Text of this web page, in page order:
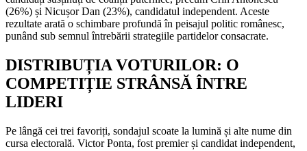
(26%) și Nicușor Dan (23%), candidatul independent. Aceste
rezultate arată o schimbare profundă în peisajul politic românesc,
punând sub semnul întrebării strategiile partidelor consacrate.
DISTRIBUȚIA VOTURILOR: O
COMPETIȚIE STRÂNSĂ ÎNTRE
LIDERI
Pe lângă cei trei favoriți, sondajul scoate la lumină și alte nume din
cursa electorală. Victor Ponta, fost premier și candidat independent,